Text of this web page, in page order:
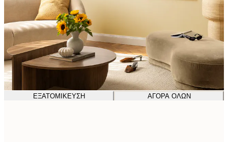
ΕΞΑΤΟΜΊΚΕΥΣΗ ΑΓΟΡΆ ΌΛΩΝ